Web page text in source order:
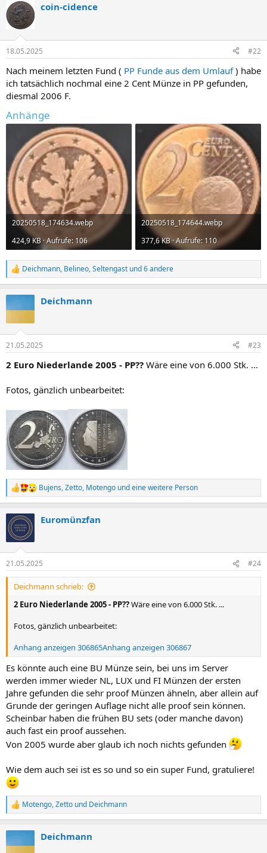
k
t
i
e
:
coin-cidence
18.05.2025 #22
Nach meinem letzten Fund ( PP Funde aus dem Umlauf) habe
ich tatsächlich nochmal eine 2 Cent Münze in PP gefunden,
diesmal 2006 F.
Anhänge
20250518_174634.webp
424,9 KB · Aufrufe: 106
20250518_174644.webp
377,6 KB · Aufrufe: 110
R
e
t
e
:
Deichmann, Belineo,Seltengast und 6 andere
Deichmann
21.05.2025 #23
2 Euro Niederlande 2005 - PP?? Wäre eine von 6.000 Stk. ...
Fotos, gänzlich unbearbeitet:
R
e
k
t
i
e
n
Bujens,Zetto, Motengo und eine weitere Person
Euromünzfan
21.05.2025 #24
Deichmann schrieb:
2 Euro Niederlande 2005 - PP??Wäre eine von 6.000 Stk. ...
Fotos, gänzlich unbearbeitet:
Anhang anzeigen 306865Anhang anzeigen 306867
Es könnte auch eine BU Münze sein, bei uns im Server
werden immer wieder NL, LUX und FI Münzen der ersten
Jahre gefunden die sehr proof Münzen ähneln, aber allein auf
Grunde der geringen Auflage nicht alle proof sein können.
Scheinbar haben die frühen BU sets (oder manche davon)
auch fast ein proof aussehen.
Von 2005 wurde aber glaub ich noch nichts gefunden
Wie dem auch sei ist es so und so ein super Fund, gratuliere!
R
e
t
Motengo,Zetto und Deichmann
Deichmann